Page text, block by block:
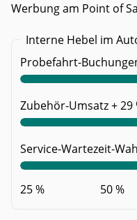
Werbung am Point of
Interne Hebel im
Probefahrt-
Zubehör-Umsatz + 29
Service-Wartezeit-
25 % 50 %